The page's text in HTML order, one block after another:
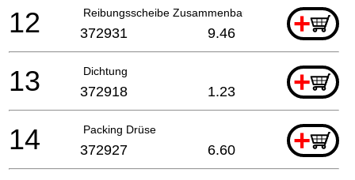
Reibungsscheibe Zusammenbau Inkl. 9-11+
12 372931 9.46
Dichtung +
13 372918 1.23
Packing Drüse +
14 372927 6.60